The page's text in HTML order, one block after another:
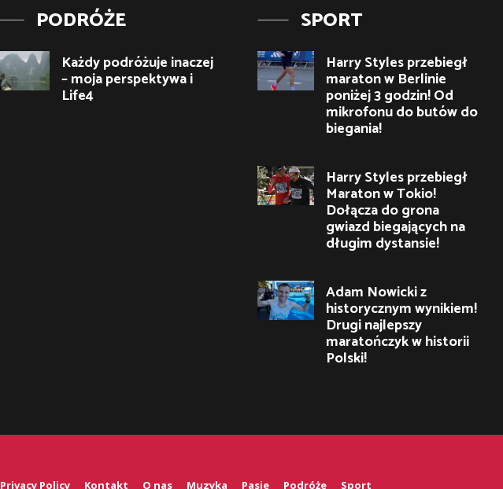
PODRÓŻE
Każdy podróżuje inaczej
– moja perspektywa i
Life4
SPORT
Harry Styles przebiegł
maraton w Berlinie
poniżej 3 godzin! Od
mikrofonu do butów do
biegania!
Harry Styles przebiegł
Maraton w Tokio!
Dołącza do grona
gwiazd biegających na
długim dystansie!
Adam Nowicki z
historycznym wynikiem!
Drugi najlepszy
maratończyk w historii
Polski!
Privacy Policy Kontakt O nas Muzyka Pasje Podróże Sport